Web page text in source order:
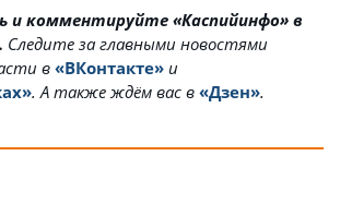
и комментируйте «Каспийинфо» в
. Cледите за главными новостями
в «ВКонтакте» и
. А также ждём вас в «Дзен».